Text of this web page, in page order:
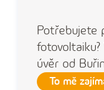
Potřebujete
úvěr od
To mě